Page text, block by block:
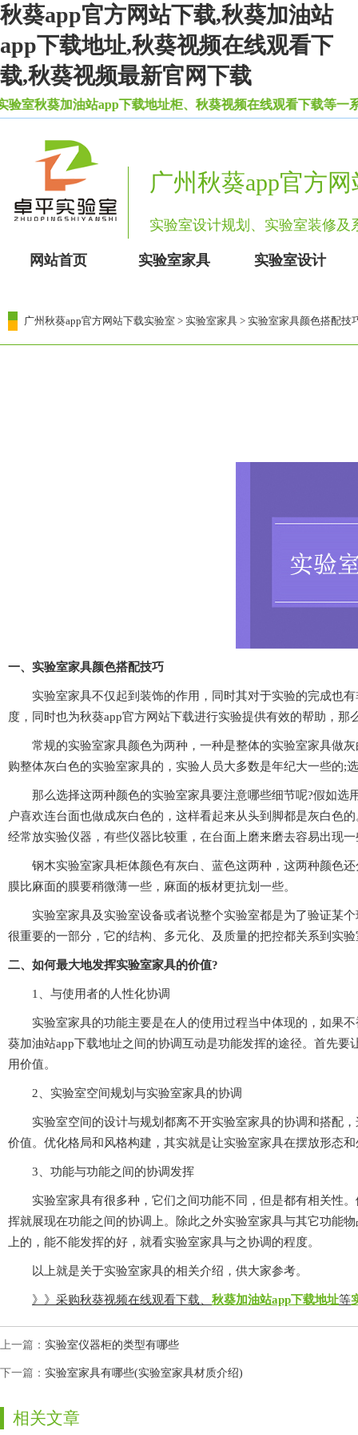
秋葵app官方网站下载,秋葵加油站
app下载地址,秋葵视频在线观看下
载,秋葵视频最新官网下载
葵加油站app下载地址柜、秋葵视频在线观看下载等一系
广州秋葵app官方
实验室设计规划、实验室装修
网站首页 实验室家具 实验室设计
广州秋葵app官方网站下载实验室 > 实验室家具 > 实验室家具颜色搭配技
一、实验室家具颜色搭配技巧
实验室家具不仅起到装饰的作用，同时其对于实验的完成也有非
度，同时也为秋葵app官方网站下载进行实验提供有效的帮助
常规的实验室家具颜色为两种，一种是整体的实验室家具做灰白
购整体灰白色的实验室家具的，实验人员大多数是年纪大一些的;
那么选择这两种颜色的实验室家具要注意哪些细节呢?假如选用整
户喜欢连台面也做成灰白色的，这样看起来从头到脚都是灰白色
经常放实验仪器，有些仪器比较重，在台面上磨来磨去容易出现
钢木实验室家具柜体颜色有灰白、蓝色这两种，这两种颜色还
膜比麻面的膜要稍微薄一些，麻面的板材更抗划一些。
实验室家具及实验室设备或者说整个实验室都是为了验证某个
很重要的一部分，它的结构、多元化、及质量的把控都关系
二、如何最大地发挥实验室家具的价值?
1、与使用者的人性化协调
实验室家具的功能主要是在人的使用过程当中体现的，如果不被
葵加油站app下载地址之间的协调互动是功能发挥的途径。首先要让
用价值。
2、实验室空间规划与实验室家具的协调
实验室空间的设计与规划都离不开实验室家具的协调和搭配，
价值。优化格局和风格构建，其实就是让实验室家具在摆放形
3、功能与功能之间的协调发挥
实验室家具有很多种，它们之间功能不同，但是都有相关性
挥就展现在功能之间的协调上。除此之外实验室家具与其它功能物
上的，能不能发挥的好，就看实验室家具与之协调的程度。
以上就是关于实验室家具的相关介绍，供大家参考。
》》采购秋葵视频在线观看下载、 秋葵加油站app下载地址等
上一篇： 实验室仪器柜的类型有哪些
下一篇： 实验室家具有哪些(实验室家具材质介绍)
相关文章